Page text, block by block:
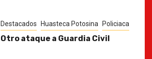
Destacados Huasteca Potosina Policiaca
Otro ataque a Guardia Civil